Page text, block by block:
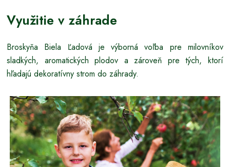
Využitie v záhrade
Broskyňa Biela Ľadová je výborná voľba pre milovníkov
sladkých, aromatických plodov a zároveň pre tých, ktorí
hľadajú dekoratívny strom do záhrady.